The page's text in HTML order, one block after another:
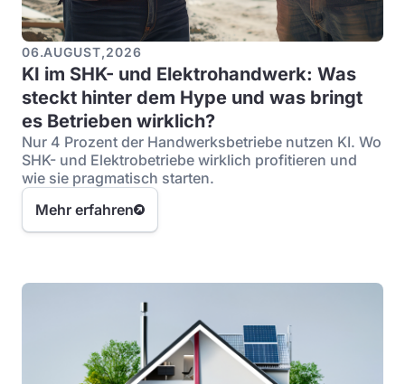
06.AUGUST,2026
KI im SHK- und Elektrohandwerk: Was
steckt hinter dem Hype und was bringt
es Betrieben wirklich?
Nur 4 Prozent der Handwerksbetriebe nutzen KI. Wo
SHK- und Elektrobetriebe wirklich profitieren und
wie sie pragmatisch starten.
Mehr erfahren